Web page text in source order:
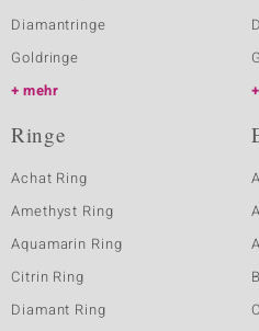
Diamantringe
Goldringe
mehr
Ringe
Achat Ring
Amethyst Ring
Aquamarin Ring
Citrin Ring
Diamant Ring